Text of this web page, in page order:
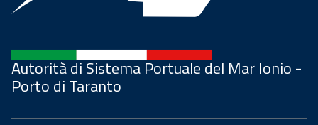
Autorità di Sistema Portuale del Mar Ionio -
Porto di Taranto